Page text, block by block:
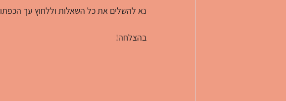
נא להשלים את כל השאלות וללחוץ עך
בהצלחה!